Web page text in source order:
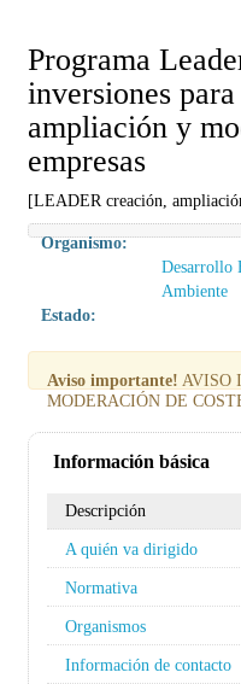
Programa
inversiones
ampliación y
empresas
[LEADER creación,
Organismo:
Desarrollo
Ambiente
Estado:
Aviso importante! AVISO
MODERACIÓN DE
Información básica
Descripción
A quién va dirigido
Normativa
Organismos
Información de contacto